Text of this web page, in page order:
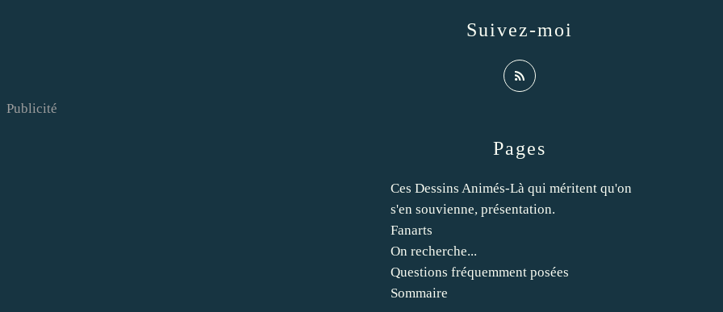
Publicité
Pages
Ces Dessins Animés-Là qui méritent qu'on
s'en souvienne, présentation.
Fanarts
On recherche...
Questions fréquemment posées
Sommaire
Suivez-moi